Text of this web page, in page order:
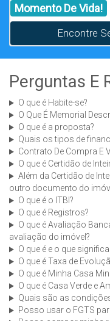
Momento De Vida!
Encontre
Perguntas E
O que é Habite-se?
O Que É Memorial
O que é a proposta?
Quais os tipos de
Contrato De Compra E
O que é Certidão de
Além da Certidão de
outro documento do
O que é o ITBI?
O que é Registros?
O que é Avaliação
avaliação do imóvel?
O que é e o que significa
O que é Taxa de
O que é Minha Casa
O que é Casa Verde e
Quais são as
Posso usar o FGTS